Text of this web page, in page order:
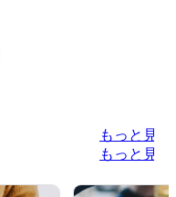
もっと見る
もっと見る